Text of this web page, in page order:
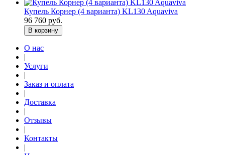
Купель Корнер (4 варианта) KL130 Aquaviva
96 760 руб.
В корзину
О нас
|
Услуги
|
Заказ и оплата
|
Доставка
|
Отзывы
|
Контакты
|